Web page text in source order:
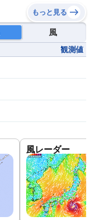
もっと見る
風
観測値
風レーダー